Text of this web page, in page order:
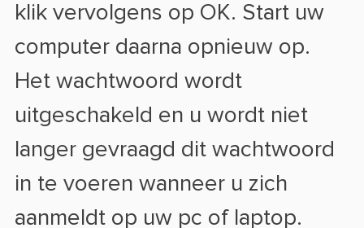
klik vervolgens op OK. Start uw
computer daarna opnieuw op.
Het wachtwoord wordt
uitgeschakeld en u wordt niet
langer gevraagd dit wachtwoord
in te voeren wanneer u zich
aanmeldt op uw pc of laptop.